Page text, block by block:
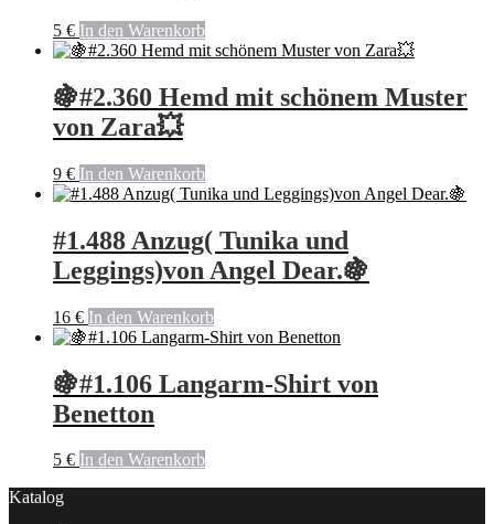
5 € In den Warenkorb
🍇#2.360 Hemd mit schönem Muster
von Zara💥
9 € In den Warenkorb
#1.488 Anzug( Tunika und
Leggings)von Angel Dear.🍇
16 € In den Warenkorb
🍇#1.106 Langarm-Shirt von
Benetton
5 € In den Warenkorb
Katalog